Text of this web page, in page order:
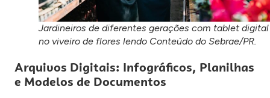
Jardineiros de diferentes gerações com tablet digital
no viveiro de flores lendo Conteúdo do Sebrae/PR.
Arquivos Digitais: Infográficos, Planilhas
e Modelos de Documentos